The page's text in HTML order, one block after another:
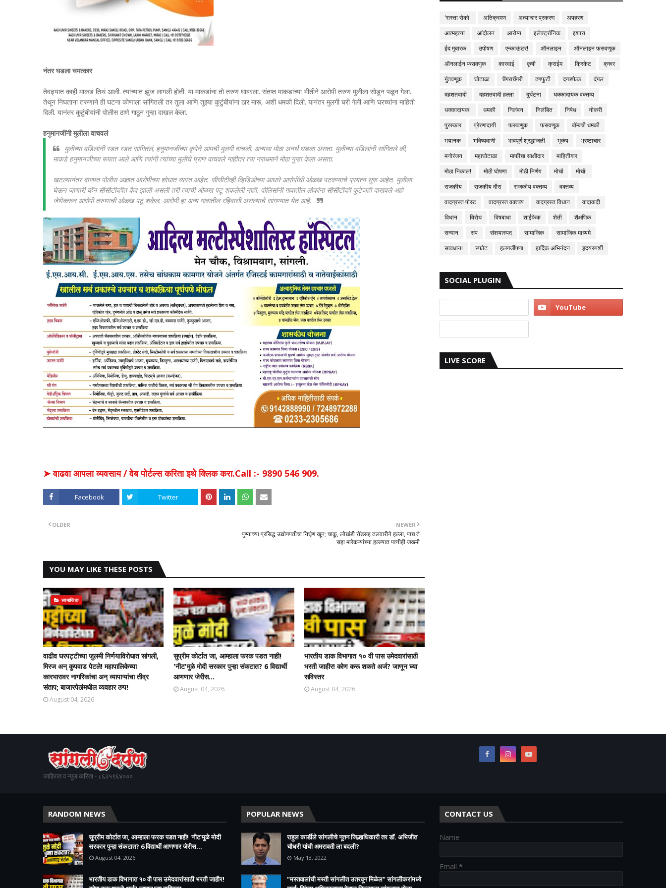
नंतर घडला चमत्कार
तेवढ्यात काही माकडं तिथं आली. त्यांच्यात झुंज लागली होती. या माकडांना तो तरुण घाबरला. संतप्त माकडांच्या भीतीने आरोपी तरुण मुलीला सोडून पळून गेला.
तेथून निघताना तरुणाने ही घटना कोणाला सांगितली तर तुला आणि तुझ्या कुटुंबीयांना ठार मारू, अशी धमकी दिली. यानंतर मुलगी घरी गेली आणि घरच्यांना माहिती
दिली. यानंतर कुटुंबीयांनी पोलीस ठाणे गाठून गुन्हा दाखल केला.
हनुमानजींनी मुलीला वाचवलं
मुलीच्या वडिलांनी रडत रडत सांगितलं, हनुमानजींच्या कृपेने आमची मुलगी वाचली, अन्यथा मोठा अनर्थ घडला असता. मुलीच्या वडिलांनी सांगितले की,
माकडे हनुमानजीच्या रूपात आले आणि त्यांनी त्यांच्या मुलीचे प्राण वाचवले नाहीतर त्या नराधमाने मोठा गुन्हा केला असता.
खटल्यानंतर बागपत पोलीस अज्ञात आरोपीच्या शोधात व्यस्त आहेत. सीसीटीव्ही व्हिडिओच्या आधारे आरोपींची ओळख पटवण्याचे प्रयत्न सुरू आहेत. मुलीला
घेऊन जाणारी व्हॅन सीसीटीव्हीत कैद झाली असली तरी त्याची ओळख पटू शकलेली नाही. पोलिसांनी गावातील लोकांना सीसीटीव्ही फुटेजही दाखवले आहे
जेणेकरून आरोपी तरुणाची ओळख पटू शकेल. आरोपी हा अन्य गावातील रहिवासी असल्याचे सांगण्यात येत आहे.
➤ वाढवा आपला व्यवसाय / वेब पोर्टल्स करिता इथे क्लिक करा.Call :- 9890 546 909.
Facebook Twitter
NEWER
पुण्याच्या प्रसिद्ध उद्योगपतीचा निर्घृण खून; चाकू, लोखंडी रॉडसह तलवारीने हल्ला, पाच ते
सहा मारेकऱ्यांच्या हल्ल्यात पत्नीही जखमी
OLDER
YOU MAY LIKE THESE POSTS
सामाजिक
वाढीव घरपट्टीच्या जुलमी निर्णयाविरोधात सांगली,
मिरज अन् कुपवाड पेटले! महापालिकेच्या
कारभारावर नागरिकांचा अन् व्यापाऱ्यांचा तीव्र
संताप; बाजारपेठांमधील व्यवहार ठप्प!​
August 04, 2026
सुप्रीम कोर्टात जा, आम्हाला फरक पडत नाही!
'नीट'मुळे मोदी सरकार पुन्हा संकटात? 6 विद्यार्थी
आणणार जेरीस...
August 04, 2026
भारतीय डाक विभागात १० वी पास उमेदवारांसाठी
भरती जाहीर! कोण करू शकते अर्ज? जाणून घ्या
सविस्तर
August 04, 2026
'रास्ता रोको' अतिक्रमण अत्याचार प्रकरण
अपहरण
आत्महत्या
आंदोलन आरोग्य इलेक्ट्रॉनिक
इशारा
ईद मुबारक
उपोषण एन्काऊंटर! ऑनलाइन
ऑनलाइन फसवणूक
ऑनलाईन फसवणुक
कारवाई कृषी क्राईम क्रिकेट
क्रूर
गुंतवणूक
घोटाळा चेंगराचेंगरी ढगफुटी दगडफेक
दंगल
दहशतवादी
दहशतवादी हल्ला दुर्घटना
धक्कादायक वक्तव्य
धक्कादायक!
धमकी निलंबन निलंबित निषेध
नोकरी
पुरस्कार
प्रेरणादायी फसवणुक फसवणूक
बॉम्बची धमकी
भयानक
भविष्यवाणी भावपूर्ण श्रद्धांजली भूकंप
भ्रष्टाचार
मनोरंजन
महाघोटाळा माफीचा साक्षीदार
माहितीगार
मोठा निकाल!
मोठी घोषणा मोठी निर्णय मोर्चा
मोर्चा!
राजकीय
राजकीय दौरा राजकीय वक्तव्य
वक्तव्य
वादग्रस्त पोस्ट
वादग्रस्त वक्तव्य वादग्रस्त विधान
वादावादी
विधान
विरोध विषबाधा शाईफेक शेती
शैक्षणिक
सन्मान
संप संशयास्पद सामाजिक
सामाजिक माध्यमे
सावधान!
स्फोट हलगर्जीपणा हार्दिक अभिनंदन हृदयस्पर्शी
SOCIAL PLUGIN
LIVE SCORE
जाहिरात व न्यूज करिता - ८६२५९६४०००
RANDOM NEWS
सुप्रीम कोर्टात जा, आम्हाला फरक पडत नाही! 'नीट'मुळे मोदी
सरकार पुन्हा संकटात? 6 विद्यार्थी आणणार जेरीस...
August 04, 2026
भारतीय डाक विभागात १० वी पास उमेदवारांसाठी भरती जाहीर!
POPULAR NEWS
राहुल कार्डीले सांगलीचे नूतन जिल्हाधिकारी तर डॉ. अभिजीत
चौधरी यांची अमरावती ला बदली?
May 13, 2022
"मस्तवालांची मस्ती सांगलीत उतरवून मिळेल" सांगलीकरांमध्ये
CONTACT US
Name
Email *